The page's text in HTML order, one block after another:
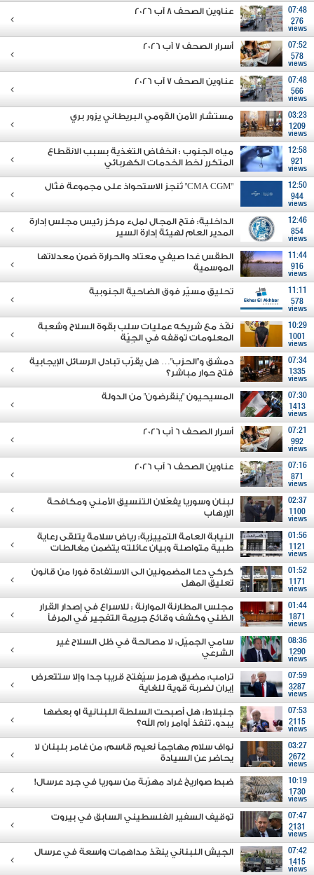
07:48
276
views
عناوين الصحف 8 آب 2026
07:52
578
views
أسرار الصحف 7 آب 2026
07:48
566
views
عناوين الصحف 7 آب 2026
03:23
1209
views
مستشار الأمن القومي البريطاني يزور بري
12:58
921
views
مياه الجنوب : انخفاض التغذية بسبب الانقطاع
المتكرر لخط الخدمات الكهربائي
12:50
944
views
"CMA CGM" تُنجز الاستحواذ على مجموعة فتّال
12:46
854
views
الداخلية: فتح المجال لملء مركز رئيس مجلس إدارة
المدير العام لهيئة إدارة السير
11:44
916
views
الطقس غدا صيفي معتاد والحرارة ضمن معدلاتها
الموسمية
11:11
578
views
تحليق مسيّر فوق الضاحية الجنوبية
10:29
1001
views
نفّذ مع شريكه عمليات سلب بقوة السلاح وشعبة
المعلومات توقفه في الجِيّة
07:34
1335
views
دمشق و"الحزب"… هل يقرّب تبادل الرسائل الإيجابية
فتح حوار مباشر؟
07:30
1413
views
المسيحيون "ينقرضون" من الدولة
07:21
992
views
أسرار الصحف 6 آب 2026
07:16
871
views
عناوين الصحف 6 آب 2026
02:37
1100
views
لبنان وسوريا يفعّلان التنسيق الأمني ومكافحة
الإرهاب
01:56
1121
views
النيابة العامة التمييزية: رياض سلامة يتلقى رعاية
طبية متواصلة وبيان عائلته يتضمن مغالطات
01:52
1171
views
كركي دعا المضمونين الى الاستفادة فورا من قانون
تعليق المهل
01:44
1871
views
مجلس المطارنة الموارنة : للاسراع في إصدار القرار
الظني وكشف وقائع جريمة التفجير في المرفأ
08:36
1290
views
سامي الجميّل: لا مصالحة في ظل السلاح غير
الشرعي
07:59
3287
views
ترامب: مضيق هرمز سيُفتح قريبا جدا وإلا ستتعرض
إيران لضربة قوية للغاية
07:53
2115
views
جنبلاط: هل أصبحت السلطة اللبنانية او بعضها
يبدو، تنفذ أوامر رام الله؟
03:27
2672
views
نواف سلام مهاجماً نعيم قاسم: من غامر بلبنان لا
يحاضر عن السيادة
10:19
1730
views
ضبط صواريخ غراد مهرّبة من سوريا في جرد عرسال!
07:47
2131
views
توقيف السفير الفلسطيني السابق في بيروت
07:42
1415
views
الجيش اللبناني ينفّذ مداهمات واسعة في عرسال